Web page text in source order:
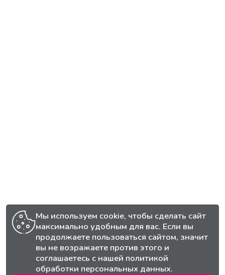
Мы используем cookie, чтобы сделать сайт
максимально удобным для вас. Если вы
продолжаете пользоваться сайтом, значит
вы не возражаете против этого и
соглашаетесь с нашей политикой
обработки персональных данных.